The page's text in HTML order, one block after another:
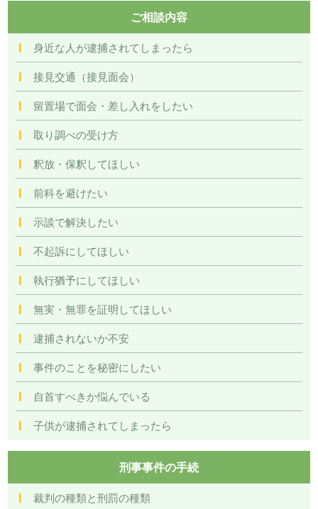
ご相談内容
身近な人が逮捕されてしまったら
接見交通（接見面会）
留置場で面会・差し入れをしたい
取り調べの受け方
釈放・保釈してほしい
前科を避けたい
示談で解決したい
不起訴にしてほしい
執行猶予にしてほしい
無実・無罪を証明してほしい
逮捕されないか不安
事件のことを秘密にしたい
自首すべきか悩んでいる
子供が逮捕されてしまったら
刑事事件の手続
裁判の種類と刑罰の種類